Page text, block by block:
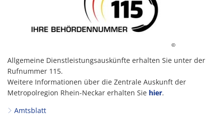
©
Allgemeine Dienstleistungsauskünfte erhalten Sie unter der
Rufnummer 115.
Weitere Informationen über die Zentrale Auskunft der
Metropolregion Rhein-Neckar erhalten Sie hier.
Amtsblatt